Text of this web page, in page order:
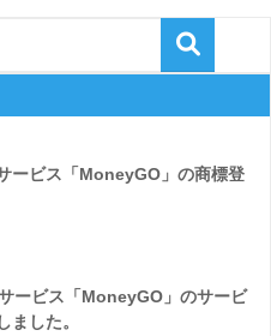
ービス「MoneyGO」の商標登
ービス「MoneyGO」のサービ
ました。